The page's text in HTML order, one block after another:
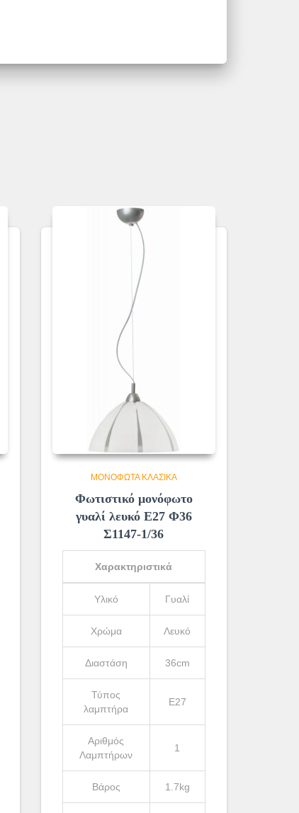
ΜΟΝΌΦΩΤΑ ΚΛΑΣΙΚΆ
Φωτιστικό μονόφωτο
γυαλί λευκό Ε27 Φ36
Σ1147-1/36
Χαρακτηριστικά
Υλικό Γυαλί
Χρώμα Λευκό
Διαστάση 36cm
Τύπος
λαμπτήρα
Ε27
Αριθμός
Λαμπτήρων
1
Βάρος 1.7kg